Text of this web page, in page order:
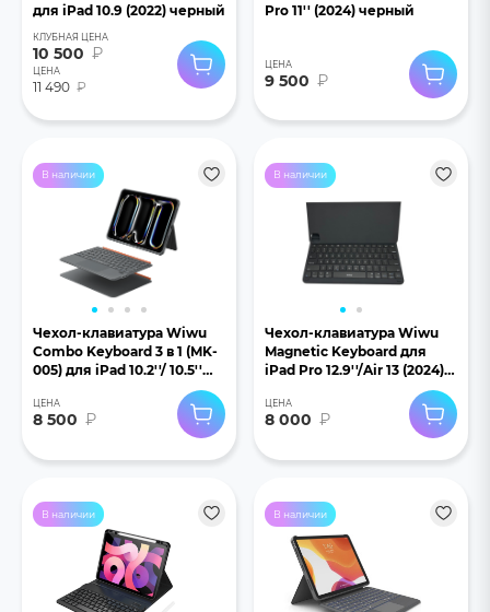
для iPad 10.9 (2022) черный
КЛУБНАЯ ЦЕНА
10 500 ₽
ЦЕНА
11 490 ₽
Pro 11'' (2024) черный
ЦЕНА
9 500 ₽
В наличии
Чехол-клавиатура Wiwu
Combo Keyboard 3 в 1 (MK-
005) для iPad 10.2''/ 10.5''
ЦЕНА
8 500 ₽
В наличии
Чехол-клавиатура Wiwu
Magnetic Keyboard для
iPad Pro 12.9''/Air 13 (2024)
ЦЕНА
8 000 ₽
В наличии В наличии